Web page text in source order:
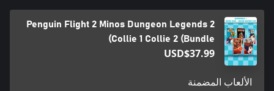
Penguin Flight 2 Minos Dungeon Legends 2
Collie 1 Collie 2 (Bundle)
USD$37.99
الألعاب المضمنة